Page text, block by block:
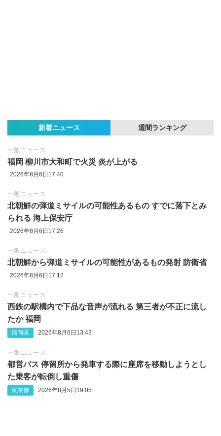
新着ニュース 週間ランキング
一般ニュース
福岡 柳川市大和町で火災 炎が上がる
2026年8月6日17:40
一般ニュース
北朝鮮の弾道ミサイルの可能性あるもの すでに落下とみ
られる 海上保安庁
2026年8月6日17:26
一般ニュース
北朝鮮から弾道ミサイルの可能性があるもの発射 防衛省
2026年8月6日17:12
一般ニュース
西鉄の駅構内で下品な音声が流れる 第三者が不正に流し
たか 福岡
福岡県 2026年8月6日13:43
一般ニュース
都営バス 停留所から発車する際に座席を移動しようとし
た乗客が転倒し重傷
東京都 2026年8月5日19:05